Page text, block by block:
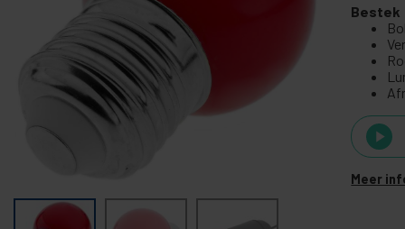
Elektroluminescerende kabel
DMX DMX512 en audiokabels
+
Truss-structuur
LED autoverlichting
+
LED verlichting
E14 sferische LED-lamp
Bestek
Meer